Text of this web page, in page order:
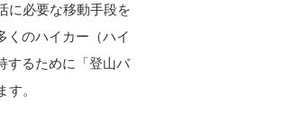
に必要な移動手段を
くのハイカー（ハイ
するために「登山バ
。